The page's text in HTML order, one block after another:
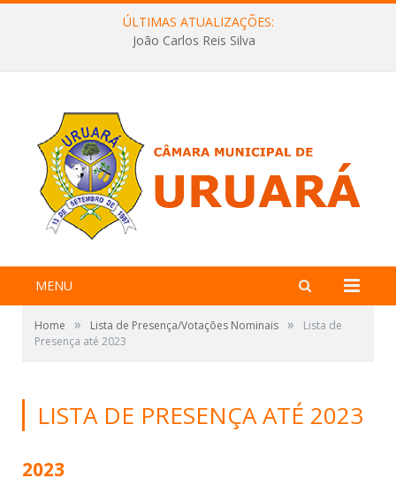
ÚLTIMAS ATUALIZAÇÕES:
João Carlos Reis Silva
MENU
Home » Lista de Presença/Votações Nominais »
Lista de
Presença até 2023
LISTA DE PRESENÇA ATÉ 2023
2023